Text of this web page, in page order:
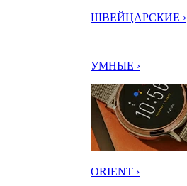
ШВЕЙЦАРСКИЕ ›
УМНЫЕ ›
ORIENT ›